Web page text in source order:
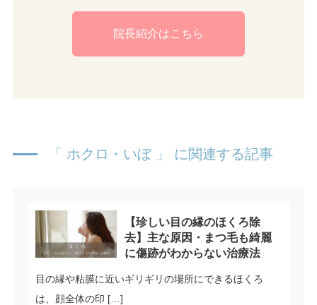
院長紹介はこちら
「 ホクロ・いぼ 」 に関連する記事
【珍しい目の縁のほくろ除
去】主な原因・まつ毛も綺麗
に傷跡がわからない治療法
目の縁や粘膜に近いギリギリの場所にできるほくろ
は、顔全体の印 […]